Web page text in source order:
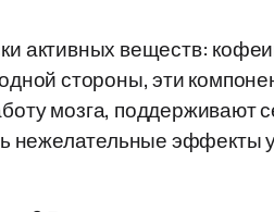
активных веществ:
стороны, эти
мозга, поддерживают
нежелательные эффекты